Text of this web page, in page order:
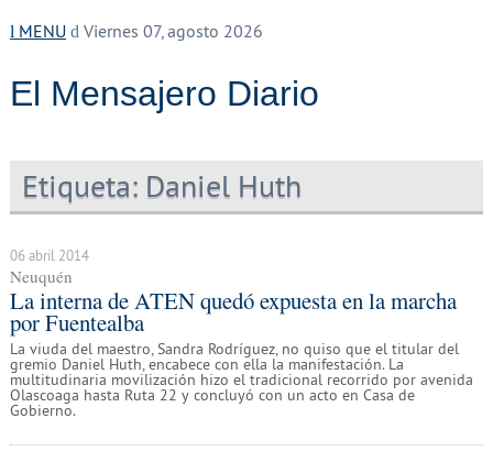
MENU Viernes 07, agosto 2026
El Mensajero Diario
Etiqueta: Daniel Huth
06 abril 2014
Neuquén
La interna de ATEN quedó expuesta en la marcha
por Fuentealba
La viuda del maestro, Sandra Rodríguez, no quiso que el titular del
gremio Daniel Huth, encabece con ella la manifestación. La
multitudinaria movilización hizo el tradicional recorrido por avenida
Olascoaga hasta Ruta 22 y concluyó con un acto en Casa de
Gobierno.